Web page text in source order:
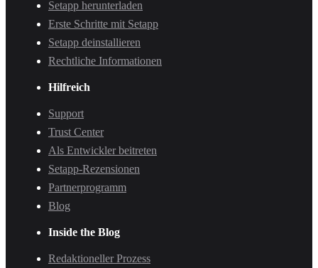
Setapp herunterladen
Erste Schritte mit Setapp
Setapp deinstallieren
Rechtliche Informationen
Hilfreich
Support
Trust Center
Als Entwickler beitreten
Setapp-Rezensionen
Partnerprogramm
Blog
Inside the Blog
Redaktioneller Prozess